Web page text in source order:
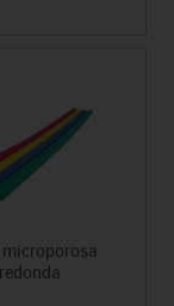
redonda